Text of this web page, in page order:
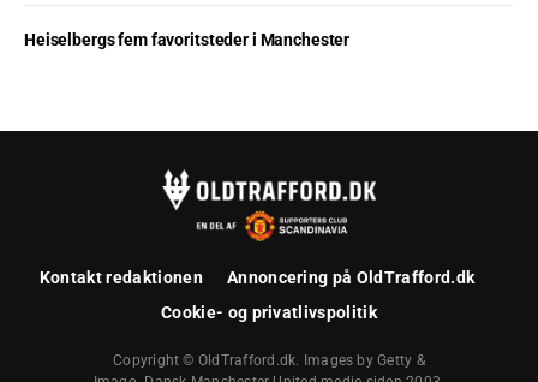
Heiselbergs fem favoritsteder i Manchester
Kontakt redaktionen
Annoncering på OldTrafford.dk
Cookie- og privatlivspolitik
Copyright © OldTrafford.dk. Images by Getty &